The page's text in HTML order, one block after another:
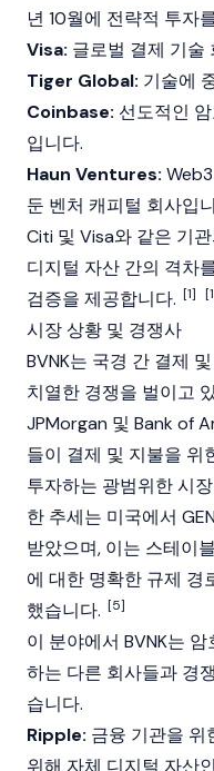
년 10월에 전략적 투자
Visa: 글로벌 결제 기술
Tiger Global: 기술에
Coinbase: 선도적인
입니다.
Haun Ventures: Web3
둔 벤처 캐피털 회사입
Citi 및 Visa와 같은 기
디지털 자산 간의 격차
검증을 제공합니다. [1]
시장 상황 및 경쟁사
BVNK는 국경 간 결제 및
치열한 경쟁을 벌이고
JPMorgan 및 Bank of
들이 결제 및 지불을 위
투자하는 광범위한 시
한 추세는 미국에서
받았으며, 이는 스테이
에 대한 명확한 규제 경
했습니다. [5]
이 분야에서 BVNK는
하는 다른 회사들과 경
습니다.
Ripple: 금융 기관을 위
위해 자체 디지털 자산인